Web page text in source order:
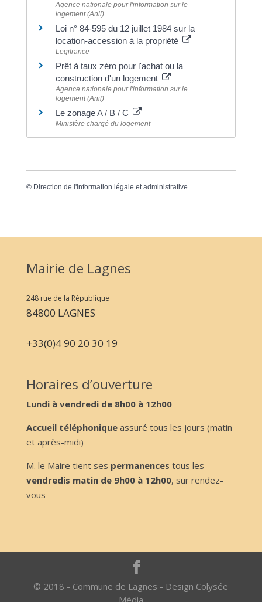
Agence nationale pour l'information sur le
logement (Anil)
Loi n° 84-595 du 12 juillet 1984 sur la
location-accession à la propriété
Legifrance
Prêt à taux zéro pour l'achat ou la
construction d'un logement
Agence nationale pour l'information sur le
logement (Anil)
Le zonage A / B / C
Ministère chargé du logement
© Direction de l'information légale et administrative
Mairie de Lagnes
248 rue de la République
84800 LAGNES
+33(0)4 90 20 30 19
Horaires d’ouverture
Lundi à vendredi de 8h00 à 12h00
Accueil téléphoniqueassuré tous les jours (matin
et après-midi)
M. le Maire tient ses permanences tous les
vendredis matin de 9h00 à 12h00, sur rendez-
vous
© 2018 - Commune de Lagnes - Design Colysée